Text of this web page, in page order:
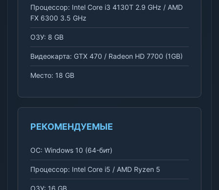
Процессор: Intel Core i3 4130T 2.9 GHz / AMD
FX 6300 3.5 GHz
ОЗУ: 8 GB
Видеокарта: GTX 470 / Radeon HD 7700 (1GB)
Место: 18 GB
РЕКОМЕНДУЕМЫЕ
ОС: Windows 10 (64-бит)
Процессор: Intel Core i5 / AMD Ryzen 5